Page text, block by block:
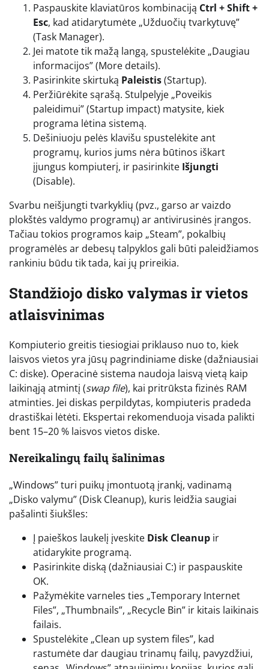
Paspauskite klaviatūros kombinaciją Ctrl + Shift +
Esc, kad atidarytumėte „Užduočių tvarkytuvę”
(Task Manager).
Jei matote tik mažą langą, spustelėkite „Daugiau
informacijos” (More details).
Pasirinkite skirtuką Paleistis(Startup).
Peržiūrėkite sąrašą. Stulpelyje „Poveikis
paleidimui” (Startup impact) matysite, kiek
programa lėtina sistemą.
Dešiniuoju pelės klavišu spustelėkite ant
programų, kurios jums nėra būtinos iškart
įjungus kompiuterį, ir pasirinkite Išjungti
(Disable).
Svarbu neišjungti tvarkyklių (pvz., garso ar vaizdo
plokštės valdymo programų) ar antivirusinės įrangos.
Tačiau tokios programos kaip „Steam”, pokalbių
programėlės ar debesų talpyklos gali būti paleidžiamos
rankiniu būdu tik tada, kai jų prireikia.
Standžiojo disko valymas ir vietos
atlaisvinimas
Kompiuterio greitis tiesiogiai priklauso nuo to, kiek
laisvos vietos yra jūsų pagrindiniame diske (dažniausiai
C: diske). Operacinė sistema naudoja laisvą vietą kaip
laikinąją atmintį (swap file), kai pritrūksta fizinės RAM
atminties. Jei diskas perpildytas, kompiuteris pradeda
drastiškai lėtėti. Ekspertai rekomenduoja visada palikti
bent 15–20 % laisvos vietos diske.
Nereikalingų failų šalinimas
„Windows” turi puikų įmontuotą įrankį, vadinamą
„Disko valymu” (Disk Cleanup), kuris leidžia saugiai
pašalinti šiukšles:
Į paieškos laukelį įveskite Disk Cleanup ir
atidarykite programą.
Pasirinkite diską (dažniausiai C:) ir paspauskite
OK.
Pažymėkite varneles ties „Temporary Internet
Files”, „Thumbnails”, „Recycle Bin” ir kitais laikinais
failais.
Spustelėkite „Clean up system files”, kad
rastumėte dar daugiau trinamų failų, pavyzdžiui,